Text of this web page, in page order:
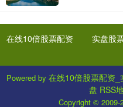
在线10倍股票配资 实盘股
Powered by 在线10倍股票配资
盘 RSS
Copyright © 2009-